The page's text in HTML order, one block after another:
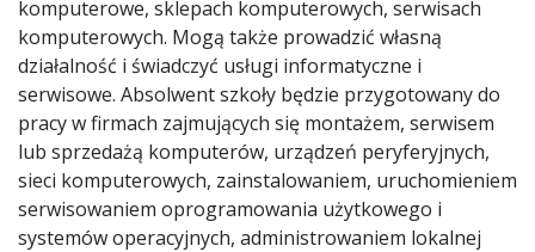
komputerowe, sklepach komputerowych, serwisach
komputerowych. Mogą także prowadzić własną
działalność i świadczyć usługi informatyczne i
serwisowe. Absolwent szkoły będzie przygotowany do
pracy w firmach zajmujących się montażem, serwisem
lub sprzedażą komputerów, urządzeń peryferyjnych,
sieci komputerowych, zainstalowaniem, uruchomieniem
serwisowaniem oprogramowania użytkowego i
systemów operacyjnych, administrowaniem lokalnej